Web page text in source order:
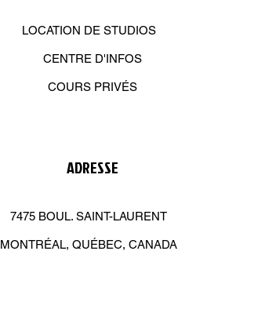
LOCATION DE STUDIOS
CENTRE D'INFOS
COURS PRIVÉS
ADRESSE
7475 BOUL. SAINT-LAURENT
MONTRÉAL, QUÉBEC, CANADA